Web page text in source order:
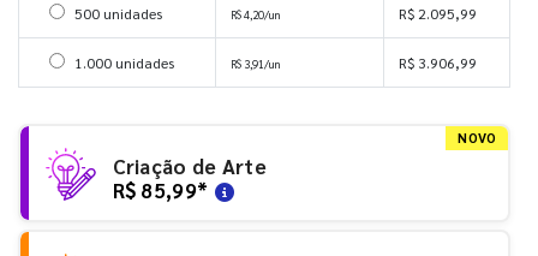
Selecionar 500 unidades
500 unidades R$ 4,20/un R$ 2.095,99
Selecionar 1000 unidades
1.000 unidades R$ 3,91/un R$ 3.906,99
NOVO
Criação de Arte
R$ 85,99*